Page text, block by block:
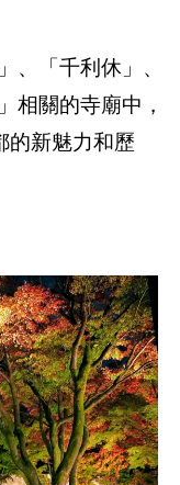
、「千利休」、
相關的寺廟中，
的新魅力和歷